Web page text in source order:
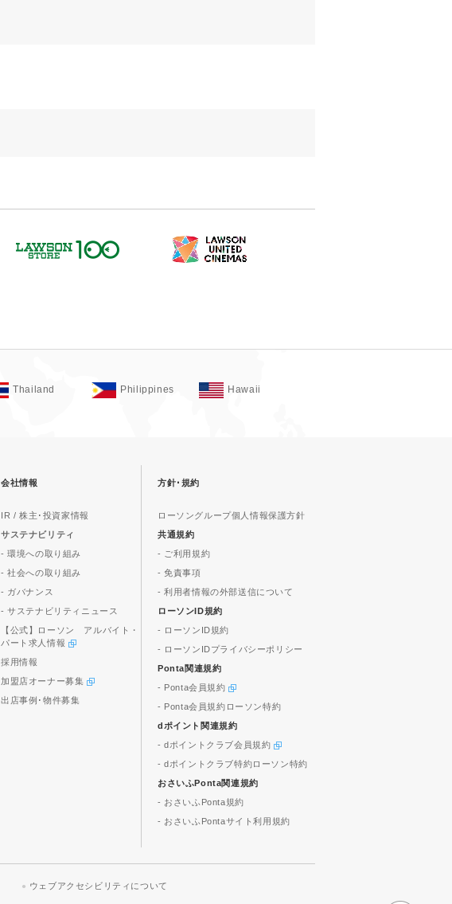
Thailand Philippines Hawaii
会社情報
IR / 株主･投資家情報
サステナビリティ
- 環境への取り組み
- 社会への取り組み
- ガバナンス
- サステナビリティニュース
【公式】ローソン アルバイト・
パート求人情報
採用情報
加盟店オーナー募集
出店事例･物件募集
方針･規約
ローソングループ個人情報保護方針
共通規約
- ご利用規約
- 免責事項
- 利用者情報の外部送信について
ローソンID規約
- ローソンID規約
- ローソンIDプライバシーポリシー
Ponta関連規約
- Ponta会員規約
- Ponta会員規約ローソン特約
dポイント関連規約
- dポイントクラブ会員規約
- dポイントクラブ特約ローソン特約
おさいふPonta関連規約
- おさいふPonta規約
- おさいふPontaサイト利用規約
ウェブアクセシビリティについて